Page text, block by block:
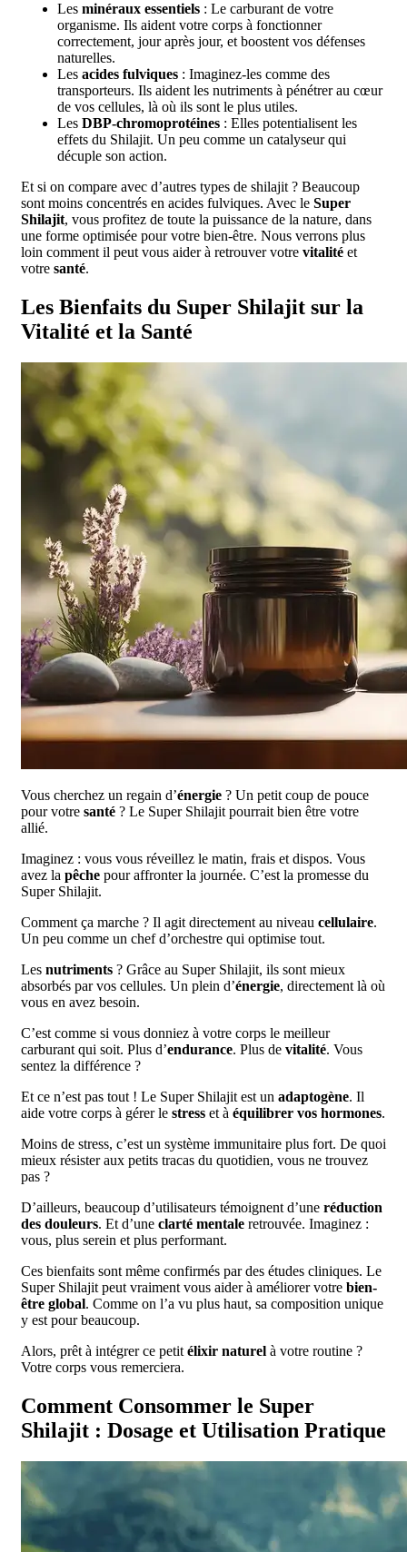
Les minéraux essentiels : Le carburant de votre
organisme. Ils aident votre corps à fonctionner
correctement, jour après jour, et boostent vos défenses
naturelles.
Les acides fulviques : Imaginez-les comme des
transporteurs. Ils aident les nutriments à pénétrer au cœur
de vos cellules, là où ils sont le plus utiles.
Les DBP-chromoprotéines : Elles potentialisent les
effets du Shilajit. Un peu comme un catalyseur qui
décuple son action.
Et si on compare avec d’autres types de shilajit ? Beaucoup
sont moins concentrés en acides fulviques. Avec le Super
Shilajit, vous profitez de toute la puissance de la nature, dans
une forme optimisée pour votre bien-être. Nous verrons plus
loin comment il peut vous aider à retrouver votre vitalité et
votre santé.
Les Bienfaits du Super Shilajit sur la
Vitalité et la Santé
Vous cherchez un regain d’énergie ? Un petit coup de pouce
pour votre santé ? Le Super Shilajit pourrait bien être votre
allié.
Imaginez : vous vous réveillez le matin, frais et dispos. Vous
avez la pêche pour affronter la journée. C’est la promesse du
Super Shilajit.
Comment ça marche ? Il agit directement au niveau cellulaire.
Un peu comme un chef d’orchestre qui optimise tout.
Les nutriments ? Grâce au Super Shilajit, ils sont mieux
absorbés par vos cellules. Un plein d’énergie, directement là où
vous en avez besoin.
C’est comme si vous donniez à votre corps le meilleur
carburant qui soit. Plus d’endurance. Plus de vitalité. Vous
sentez la différence ?
Et ce n’est pas tout ! Le Super Shilajit est un adaptogène. Il
aide votre corps à gérer le stress et à équilibrer vos hormones.
Moins de stress, c’est un système immunitaire plus fort. De quoi
mieux résister aux petits tracas du quotidien, vous ne trouvez
pas ?
D’ailleurs, beaucoup d’utilisateurs témoignent d’une réduction
des douleurs. Et d’une clarté mentale retrouvée. Imaginez :
vous, plus serein et plus performant.
Ces bienfaits sont même confirmés par des études cliniques. Le
Super Shilajit peut vraiment vous aider à améliorer votre bien-
être global. Comme on l’a vu plus haut, sa composition unique
y est pour beaucoup.
Alors, prêt à intégrer ce petit élixir naturel à votre routine ?
Votre corps vous remerciera.
Comment Consommer le Super
Shilajit : Dosage et Utilisation Pratique